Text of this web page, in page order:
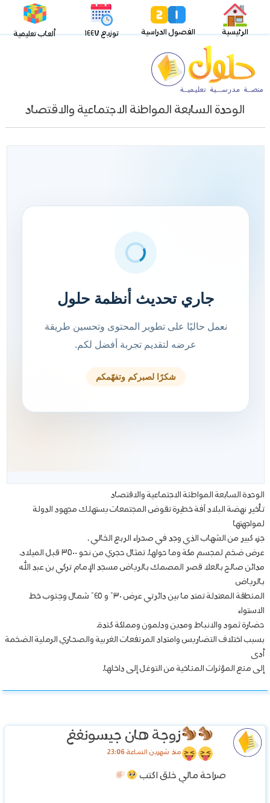
الرئيسية الفصول الدراسية توزيع ١٤٤٧ ألعاب تعليمية
الوحدة السابعة المواطنة الاجتماعية والاقتصاد
الوحدة السابعة المواطنة الاجتماعية والاقتصاد
تأخير نهضة البلاد آفة خطيرة تقوض المجتمعات يستهلك مجهود الدولة
لمواجهتها
جزء كبير من الشهاب الذي وجد في صحراء الربع الخالي .
عرض ضخم لمجسم مكة وما حولها. تمثال حجري من نحو ٣٥٠٠ قبل الميلاد.
مدائن صالح بالعلا قصر المصمك بالرياض مسجد الإمام تركي بن عبد الله
بالرياض
المنطقة المعتدلة تمتد ما بين دائرتي عرض ٣٠˚ و ٤٥˚ شمال وجنوب خط
الاستواء
حضارة ثمود والانباط ومدين ودلمون ومملكة كندة.
بسبب اختلاف التضاريس وامتداد المرتفعات الغربية والصحاري الرملية الضخمة
أدى
إلى منع المؤثرات المناخية من التوغل إلى داخلها.
زوجة هان جيسونغغ
منذ شهرين الساعة 23:06
صراحة مالي خلق اكتب